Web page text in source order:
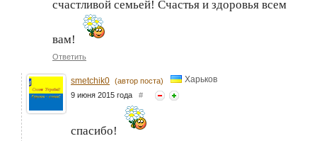
счастливой семьей! Счастья и здоровья всем
вам!
Ответить
smetchik0 (автор поста) Харьков
9 июня 2015 года #
спасибо!